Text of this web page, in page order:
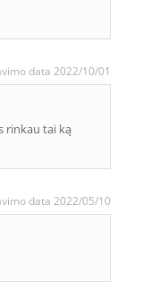
data 2022/10/01
rinkau tai ką
data 2022/05/10